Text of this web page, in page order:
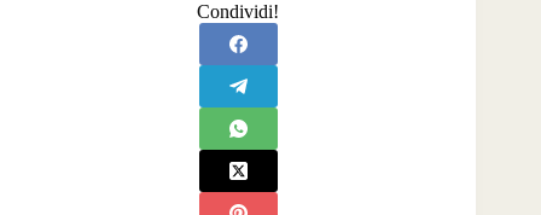
Condividi!